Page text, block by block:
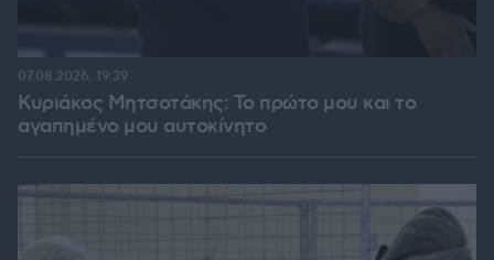
Κυριάκος Μητσοτάκης: Το πρώτο μου και το
αγαπημένο μου αυτοκίνητο
07.08.2026, 19:39